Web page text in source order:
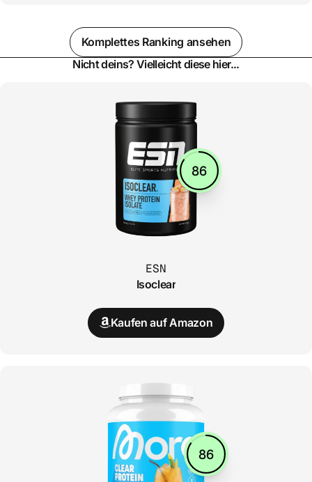
Komplettes Ranking ansehen
Nicht deins? Vielleicht diese hier...
86
ESN
Isoclear
Kaufen auf Amazon
86